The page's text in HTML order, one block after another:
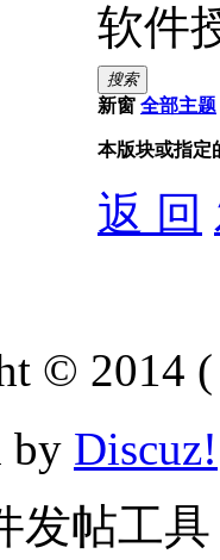
软件
搜索
新窗 全部主题
本版块或指定
返 回
© 2014
by Discuz!
发帖工具